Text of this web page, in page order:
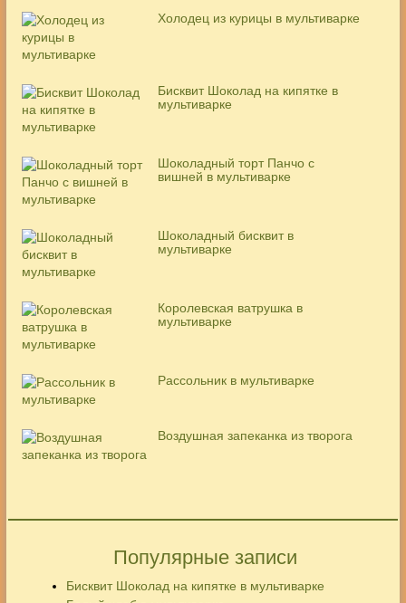
Холодец из курицы в мультиварке
Бисквит Шоколад на кипятке в
мультиварке
Шоколадный торт Панчо с
вишней в мультиварке
Шоколадный бисквит в
мультиварке
Королевская ватрушка в
мультиварке
Рассольник в мультиварке
Воздушная запеканка из творога
Популярные записи
Бисквит Шоколад на кипятке в мультиварке